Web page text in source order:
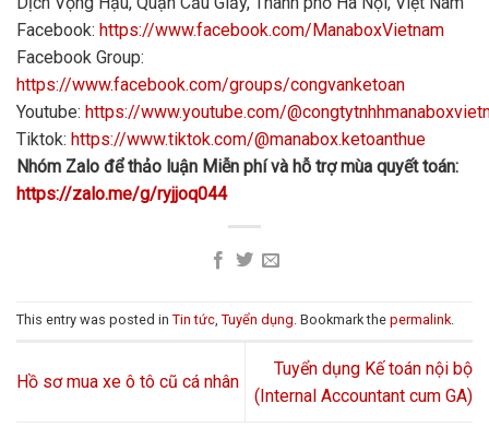
Facebook: https://www.facebook.com/ManaboxVietnam
Facebook Group:
https://www.facebook.com/groups/congvanketoan
Youtube: https://www.youtube.com/
Tiktok: https://www.tiktok.com/@manabox.ketoanthue
Nhóm Zalo để thảo luận Miễn phí và hỗ trợ mùa quyết toán:
https://zalo.me/g/ryjjoq044
This entry was posted in Tin tức Tuyển dụng . Bookmark the permalink
Hồ sơ mua xe ô tô cũ cá nhân
Tuyển dụng Kế toán nội bộ
(Internal Accountant cum GA)